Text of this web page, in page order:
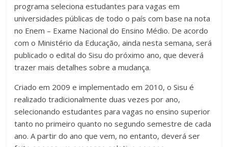
programa seleciona estudantes para vagas em
universidades públicas de todo o país com base na nota
no Enem – Exame Nacional do Ensino Médio. De acordo
com o Ministério da Educação, ainda nesta semana, será
publicado o edital do Sisu do próximo ano, que deverá
trazer mais detalhes sobre a mudança.
Criado em 2009 e implementado em 2010, o Sisu é
realizado tradicionalmente duas vezes por ano,
selecionando estudantes para vagas no ensino superior
tanto no primeiro quanto no segundo semestre de cada
ano. A partir do ano que vem, no entanto, deverá ser